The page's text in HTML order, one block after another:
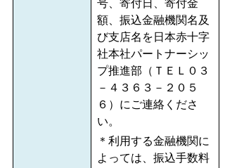
号、寄付日、寄付金
額、振込金融機関名及
び支店名を日本赤十字
社本社パートナーシッ
プ推進部（ＴＥＬ０３
－４３６３－２０５
６）にご連絡くださ
い。
＊利用する金融機関に
よっては、振込手数料